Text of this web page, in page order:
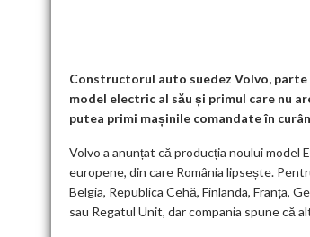
k
p
Constructorul auto suedez Volvo, parte
model electric al său și primul care nu
putea primi mașinile comandate în
Volvo a anunțat că producția noului model
europene, din care România lipsește.
Belgia, Republica Cehă, Finlanda, Franța,
sau Regatul Unit, dar compania spune că